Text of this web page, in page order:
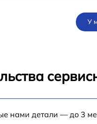
Vesa
Vesa
У
нами детали — до 3